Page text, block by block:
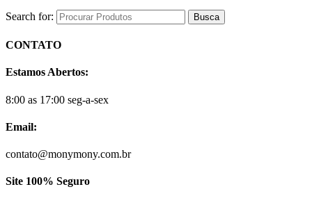
Search for:
CONTATO
Estamos Abertos:
8:00 as 17:00 seg-a-sex
Email:
contato@monymony.com.br
Site 100% Seguro